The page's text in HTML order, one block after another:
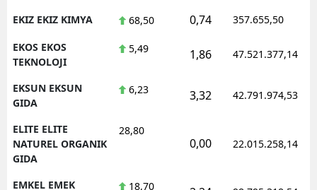
EKIZ EKIZ KIMYA 68,50 0,74 357.655,50
EKOS EKOS
TEKNOLOJI
5,49 1,86 47.521.377,14
EKSUN EKSUN
GIDA
6,23 3,32 42.791.974,53
ELITE ELITE
NATUREL ORGANIK
GIDA
28,80
0,00 22.015.258,14
EMKEL EMEK
18,70